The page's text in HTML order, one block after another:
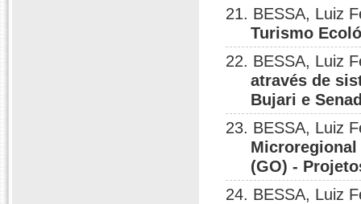
21. BESSA, Luiz
Turismo
22. BESSA, Luiz
através de
Bujari e
23. BESSA, Luiz
Microregional
(GO) -
24. BESSA, Luiz